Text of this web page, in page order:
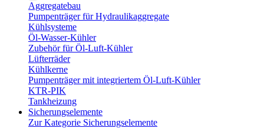
Aggregatebau
Pumpenträger für Hydraulikaggregate
Kühlsysteme
Öl-Wasser-Kühler
Zubehör für Öl-Luft-Kühler
Lüfterräder
Kühlkerne
Pumpenträger mit integriertem Öl-Luft-Kühler
KTR-PIK
Tankheizung
Sicherungselemente
Zur Kategorie Sicherungselemente